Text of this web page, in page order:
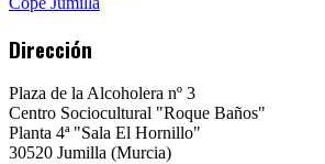
Dirección
Plaza de la Alcoholera nº 3
Centro Sociocultural "Roque Baños"
Planta 4ª "Sala El Hornillo"
30520 Jumilla (Murcia)